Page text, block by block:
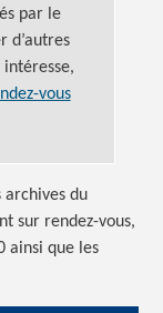
par le
d’autres
vous
archives du
sur rendez-vous,
ainsi que les